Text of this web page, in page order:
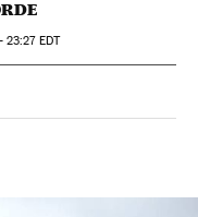
23:27EDT